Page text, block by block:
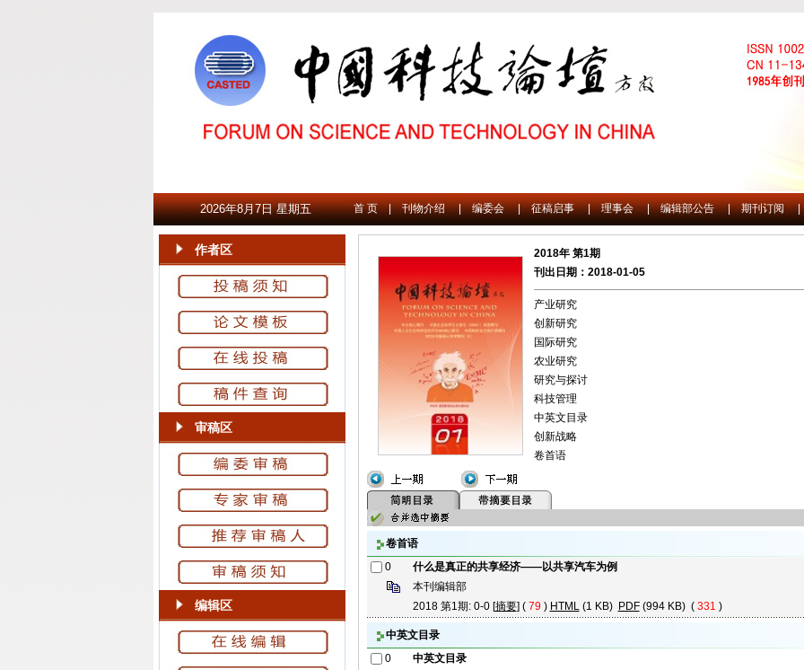
2026年8月7日 星期五 首 页 | 刊物介绍 | 编委会 | 征稿启事 | 理事会 | 编辑部公告 | 期刊订阅 |
作者区
审稿区
编辑区
2018年 第1期
刊出日期：2018-01-05
产业研究
创新研究
国际研究
农业研究
研究与探讨
科技管理
中英文目录
创新战略
卷首语
卷首语
0
什么是真正的共享经济——以共享汽车为例
本刊编辑部
2018 第1期: 0-0 [摘要] (79 ) HTML(1 KB) PDF(994 KB) ( 331 )
中英文目录
0
中英文目录